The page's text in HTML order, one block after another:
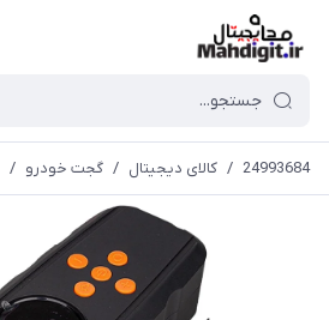
24993684
/ کالای دیجیتال / گجت خودرو /